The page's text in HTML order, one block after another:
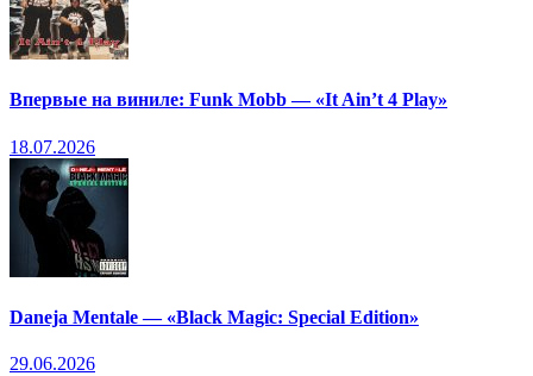
Впервые на виниле: Funk Mobb — «It Ain’t 4 Play»
18.07.2026
Daneja Mentale — «Black Magic: Special Edition»
29.06.2026